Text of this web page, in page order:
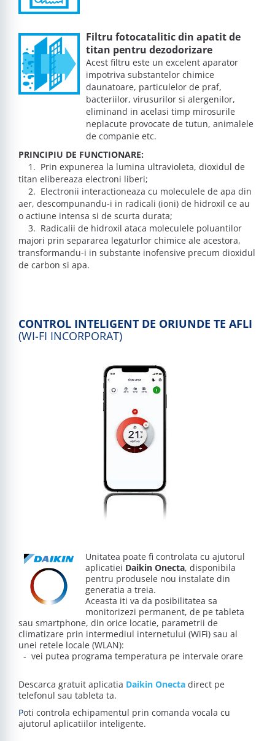
Filtru fotocatalitic din apatit de
titan pentru dezodorizare
Acest filtru este un excelent aparator
impotriva substantelor chimice
daunatoare, particulelor de praf,
bacteriilor, virusurilor si alergenilor,
eliminand in acelasi timp mirosurile
neplacute provocate de tutun, animalele
de companie etc.
PRINCIPIU DE FUNCTIONARE:
1. Prin expunerea la lumina ultravioleta, dioxidul de
titan elibereaza electroni liberi;
2. Electronii interactioneaza cu moleculele de apa din
aer, descompunandu-i in radicali (ioni) de hidroxil ce au
o actiune intensa si de scurta durata;
3. Radicalii de hidroxil ataca moleculele poluantilor
majori prin separarea legaturlor chimice ale acestora,
transformandu-i in substante inofensive precum dioxidul
de carbon si apa.
CONTROL INTELIGENT DE ORIUNDE TE AFLI
(WI-FI INCORPORAT)
Unitatea poate fi controlata cu ajutorul
aplicatiei Daikin Onecta, disponibila
pentru produsele nou instalate din
generatia a treia.
Aceasta iti va da posibilitatea sa
monitorizezi permanent, de pe tableta
sau smartphone, din orice locatie, parametrii de
climatizare prin intermediul internetului (WiFi) sau al
unei retele locale (WLAN):
- vei putea programa temperatura pe intervale orare
Descarca gratuit aplicatia Daikin Onecta direct pe
telefonul sau tableta ta.
Poti controla echipamentul prin comanda vocala cu
ajutorul aplicatiilor inteligente.